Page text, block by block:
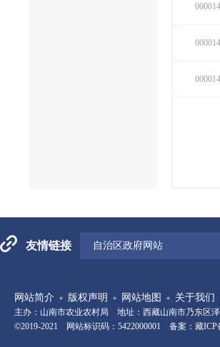
友情链接 自治区政府网站
网站简介 版权声明 网站地图 关于我们
主办：山南市农业农村局 地址：西藏山南市乃东区
©2019-2021 网站标识码：5422000001 备案： 藏ICP